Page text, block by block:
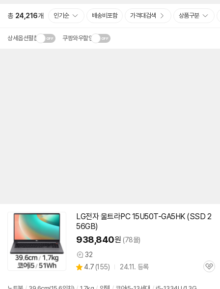
총 24,216개 인기순 배송비포함 가격대검색 상품구분
상세옵션펼침 쿠팡와우할인
LG전자 울트라PC 15U50T-GA5HK (SSD 2
56GB)
938,840원 (78몰)
상
품
견
32
별
4.7 (상
155) 24.11. 등록
관